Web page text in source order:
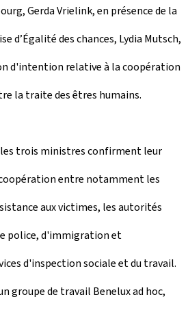
Gerda Vrielink, en présence de la
d’Égalité des chances, Lydia Mutsch,
d'intention relative à la coopération
la traite des êtres humains.
trois ministres confirment leur
entre notamment les
aux victimes, les autorités
police, d'immigration et
d'inspection sociale et du travail.
groupe de travail Benelux ad hoc,